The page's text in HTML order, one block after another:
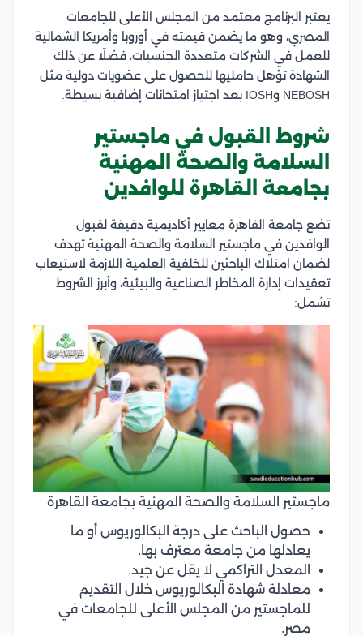
يعتبر البرنامج معتمد من المجلس الأعلى للجامعات
المصري، وهو ما يضمن قيمته في أوروبا وأمريكا الشمالية
للعمل في الشركات متعددة الجنسيات، فضلًا عن ذلك
الشهادة تؤهل حامليها للحصول على عضويات دولية مثل
NEBOSH وIOSH بعد اجتياز امتحانات إضافية بسيطة.
شروط القبول في ماجستير
السلامة والصحة المهنية
بجامعة القاهرة للوافدين
تضع جامعة القاهرة معايير أكاديمية دقيقة لقبول
الوافدين في ماجستير السلامة والصحة المهنية تهدف
لضمان امتلاك الباحثين للخلفية العلمية اللازمة لاستيعاب
تعقيدات إدارة المخاطر الصناعية والبيئية، وأبرز الشروط
تشمل:
ماجستير السلامة والصحة المهنية بجامعة القاهرة
حصول الباحث على درجة البكالوريوس أو ما
يعادلها من جامعة معترف بها.
المعدل التراكمي لا يقل عن جيد.
معادلة شهادة البكالوريوس خلال التقديم
للماجستير من المجلس الأعلى للجامعات في
مصر.